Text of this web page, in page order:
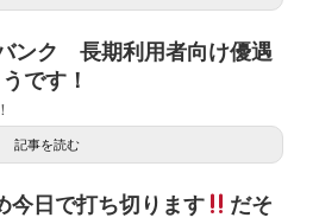
ンク 長期利用者向け優遇
です！
記事を読む
今日で打ち切ります
だそ